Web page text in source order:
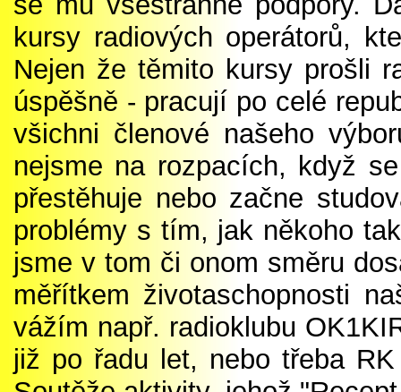
kursy radiových operátorů,
Nejen že těmito kursy prošli
úspěšně - pracují po celé
všichni členové našeho
nejsme na rozpacích, když
přestěhuje nebo začne
problémy s tím, jak někoho
jsme v tom či onom směru
měřítkem životaschopnosti
vážím např. radioklubu
již po řadu let, nebo třeba